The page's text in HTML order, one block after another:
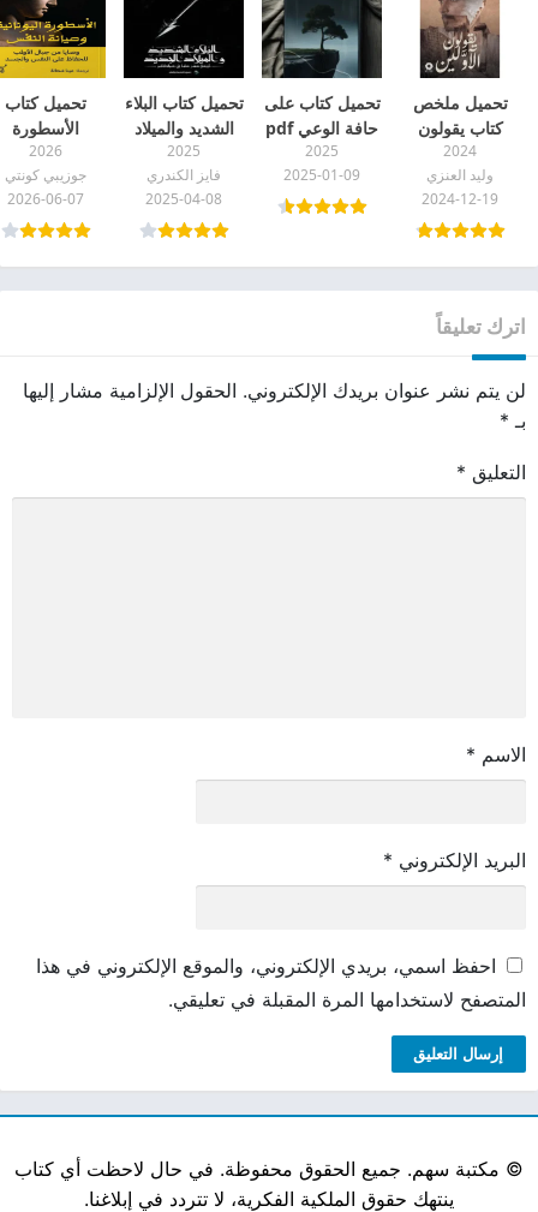
تحميل ملخص
كتاب يقولون
العنزي
2024
وليد العنزي
2024-12-19
تحميل كتاب على
حافة الوعي pdf
2025
2025-01-09
تحميل كتاب البلاء
الشديد والميلاد
الجديد pdf
2025
فايز الكندري
2025-04-08
تحميل كتاب
الأسطورة
اليونانية
النفس pdf
2026
جوزيبي كونتي
2026-06-07
اترك تعليقاً
لن يتم نشر عنوان بريدك الإلكتروني. الحقول الإلزامية مشار إليها
بـ *
التعليق *
الاسم *
البريد الإلكتروني *
احفظ اسمي، بريدي الإلكتروني، والموقع الإلكتروني في هذا
المتصفح لاستخدامها المرة المقبلة في تعليقي.
© مكتبة سهم. جميع الحقوق محفوظة. في حال لاحظت أي كتاب
ينتهك حقوق الملكية الفكرية، لا تتردد في إبلاغنا.